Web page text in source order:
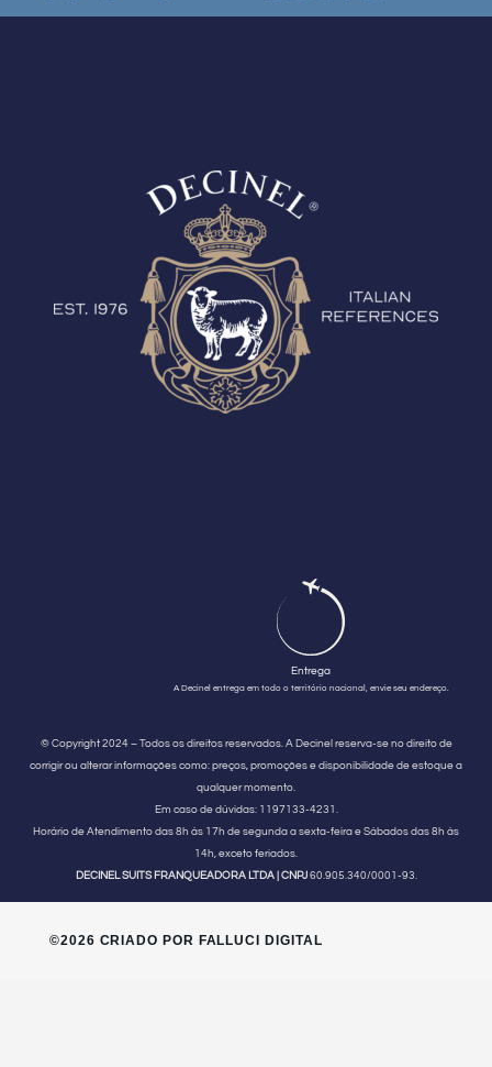
Entrega
A Decinel entrega em todo o território nacional, envie seu endereço.
© Copyright 2024 – Todos os direitos reservados. A Decinel reserva-se no direito de
corrigir ou alterar informações como: preços, promoções e disponibilidade de estoque a
qualquer momento.
Em caso de dúvidas:1197133-4231.
Horário de Atendimento das 8h às 17h de segunda a sexta-feira e Sábados das 8h às
14h, exceto feriados.
DECINEL SUITS FRANQUEADORA LTDA | CNPJ60.905.340/0001-93.
©2026 CRIADO POR FALLUCI DIGITAL